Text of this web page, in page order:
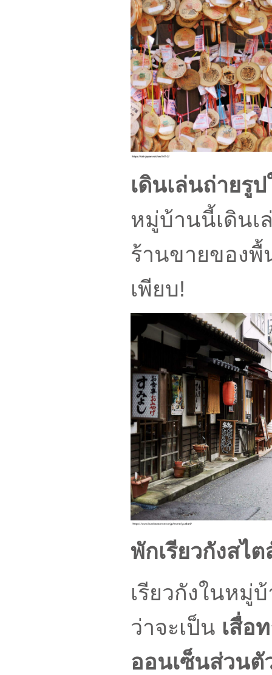
เดินเล่นถ่ายรู
หมู่บ้านนี้เดินเ
ร้านขายของพื้
เพียบ!
พักเรียวกังสไ
เรียวกังในห
ว่าจะเป็น เสื่อ
ออนเซ็นส่วน